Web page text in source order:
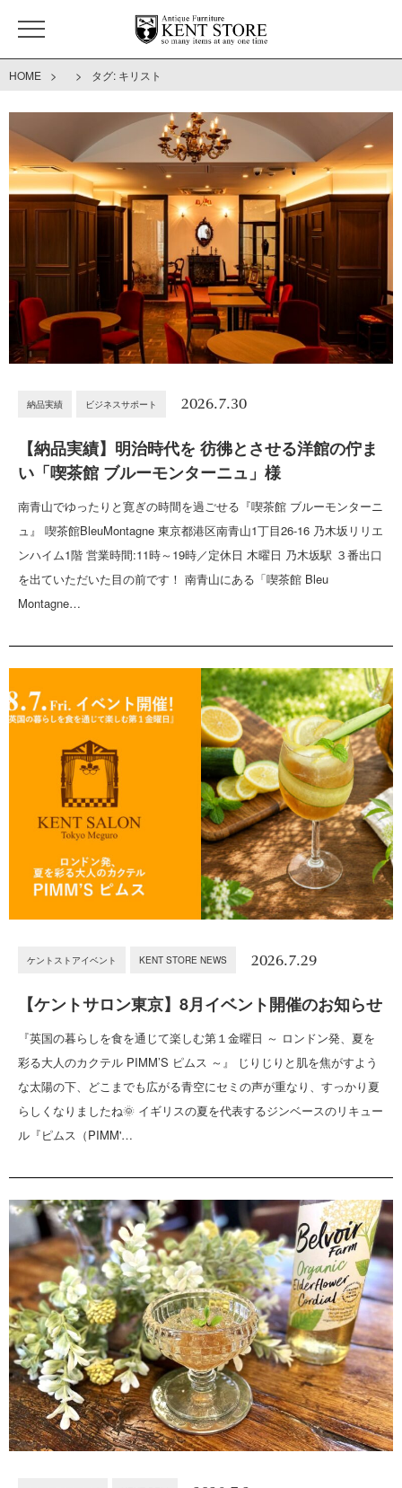
HOME > > タグ: キリスト
納品実績 ビジネスサポート 2026.7.30
【納品実績】明治時代を 彷彿とさせる洋館の佇ま
い「喫茶館 ブルーモンターニュ」様
南青山でゆったりと寛ぎの時間を過ごせる『喫茶館 ブルーモンターニ
ュ』 喫茶館BleuMontagne 東京都港区南青山1丁目26-16 乃木坂リリエ
ンハイム1階 営業時間:11時～19時／定休日 木曜日 乃木坂駅 ３番出口
を出ていただいた目の前です！ 南青山にある「喫茶館 Bleu
Montagne…
ケントストアイベント KENT STORE NEWS 2026.7.29
【ケントサロン東京】8月イベント開催のお知らせ
『英国の暮らしを食を通じて楽しむ第１金曜日 ～ ロンドン発、夏を
彩る大人のカクテル PIMM’S ピムス ～』 じりじりと肌を焦がすよう
な太陽の下、どこまでも広がる青空にセミの声が重なり、すっかり夏
らしくなりましたね🌞 イギリスの夏を代表するジンベースのリキュー
ル『ピムス（PIMM'…